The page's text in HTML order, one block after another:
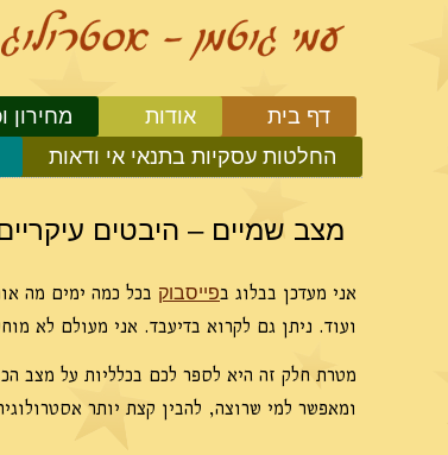
דף בית אודות מחירון
החלטות עסקיות בתנאי אי ודאות
מצב שמיים – היבטים
אני מעדכן בבלוג בפייסבוק בכל כמה ימים מה
ועוד. ניתן גם לקרוא בדיעבד. אני מעולם לא
מטרת חלק זה היא לספר לכם בכלליות על מצב
ומאפשר למי שרוצה, להבין קצת יותר